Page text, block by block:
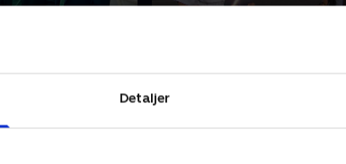
Detaljer
2s eksperter ser
i Tour de
Søren Reedtz og TV 2s